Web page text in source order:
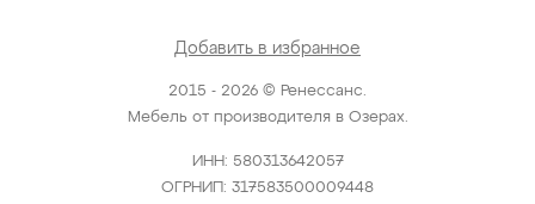
2015 - 2026 © Ренессанс.
Мебель от производителя в Озерах.
ИНН: 580313642057
ОГРНИП: 317583500009448
Добавить в избранное